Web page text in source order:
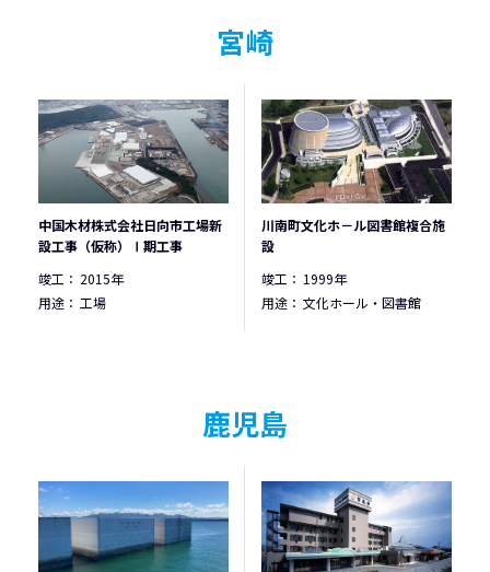
宮崎
中国木材株式会社日向市工場新
設工事（仮称）Ⅰ期工事
竣工： 2015年
用途： 工場
川南町文化ホ－ル図書館複合施
設
竣工： 1999年
用途： 文化ホール・図書館
鹿児島